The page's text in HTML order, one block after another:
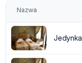
Nazwa
Jedynka